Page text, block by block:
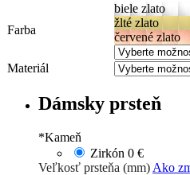
Farba
biele zlato
žlté zlato
červené zlato
Materiál
Dámsky prsteň
*Kameň
Zirkón 0 €
Veľkosť prsteňa (mm) Ako